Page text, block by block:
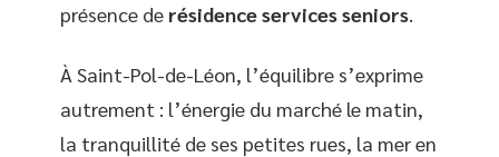
présence de résidence services seniors.
À Saint-Pol-de-Léon, l’équilibre s’exprime
autrement : l’énergie du marché le matin,
la tranquillité de ses petites rues, la mer en